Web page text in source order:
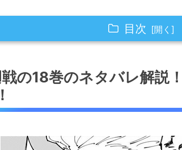
目次
戦の18巻のネタバレ解説！第154話では星
戦の18巻のネタバレ解説！第155話では秤
ー）」の正体が明らかに！
の18巻のネタバレ解説